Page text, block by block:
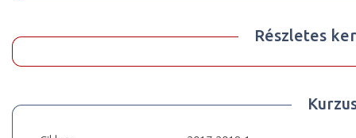
Részletes